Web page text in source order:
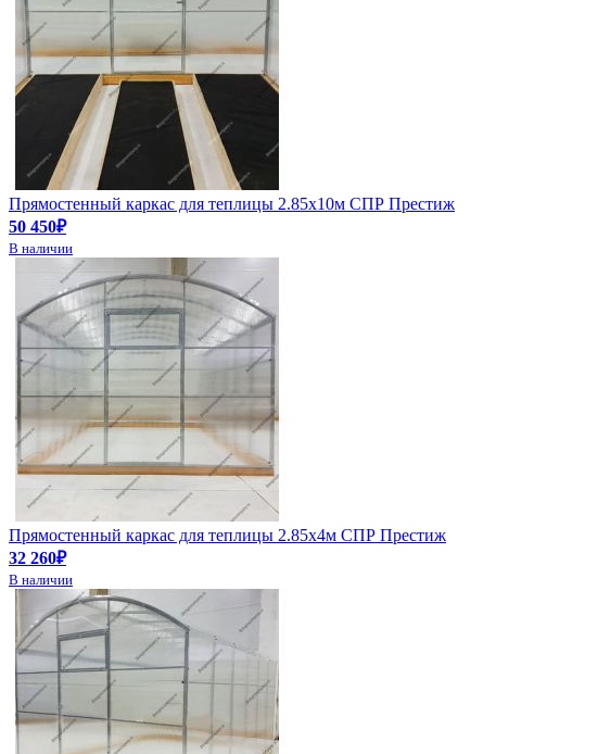
Прямостенный каркас для теплицы 2.85х10м СПР Престиж
50 450₽
В наличии
Прямостенный каркас для теплицы 2.85х4м СПР Престиж
32 260₽
В наличии